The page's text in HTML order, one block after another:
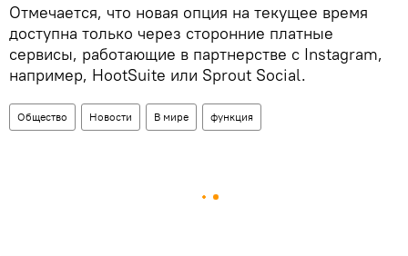
Отмечается, что новая опция на текущее время
доступна только через сторонние платные
сервисы, работающие в партнерстве с Instagram,
например, HootSuite или Sprout Social.
Общество Новости В мире функция